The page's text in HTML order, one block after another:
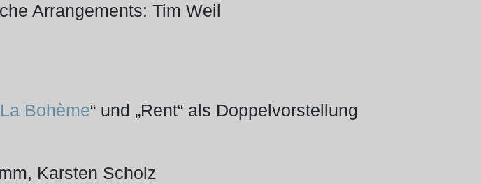
Arrangements: Tim Weil
La Bohème“ und „Rent“ als Doppelvorstellung
Karsten Scholz